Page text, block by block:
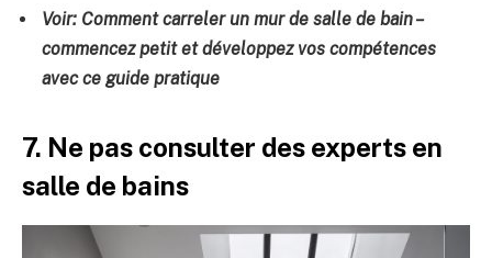
Voir: Comment carreler un mur de salle de bain–
commencez petit et développez vos compétences
avec ce guide pratique
7. Ne pas consulter des experts en
salle de bains